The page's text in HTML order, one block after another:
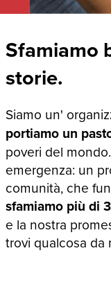
Sfamiamo
storie.
Siamo un'
portiamo un
poveri del
emergenza: un
comunità, che
sfamiamo più di
e la nostra
trovi qualcosa da